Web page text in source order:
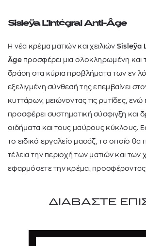
Sisleÿa L’Intégral Anti-Âge
Η νέα κρέμα ματιών και χειλιών Sisleÿa
Âgeπροσφέρει μια ολοκληρωμένη και
δράση στα κύρια προβλήματα των εν
εξελιγμένη σύνθεσή της επεμβαίνει
κυττάρων, μειώνοντας τις ρυτίδες,
προσφέρει συστηματική σύσφιγξη και
οιδήματα και τους μαύρους κύκλους.
το ειδικό εργαλείο μασάζ, το οποίο θα
τέλεια την περιοχή των ματιών και των
εφαρμόσετε την κρέμα,
ΔΙΑΒΑΣΤΕ